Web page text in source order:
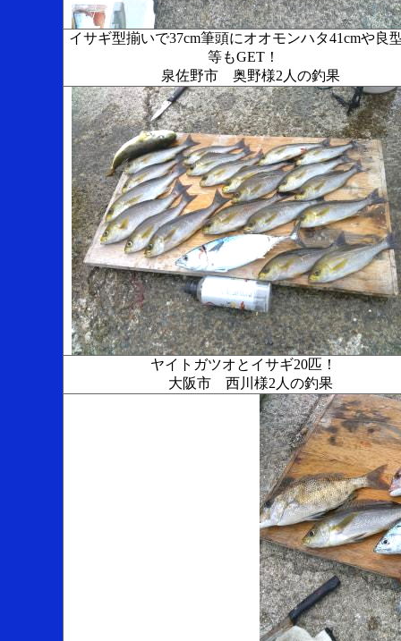
イサギ型揃いで37cm筆頭にオオモンハタ41cmや良
等もGET！
泉佐野市 奥野様2人の釣果
ヤイトガツオとイサギ20匹！
大阪市 西川様2人の釣果